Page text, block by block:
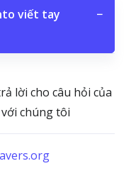
viết tay
−
lời cho câu hỏi của
chúng tôi